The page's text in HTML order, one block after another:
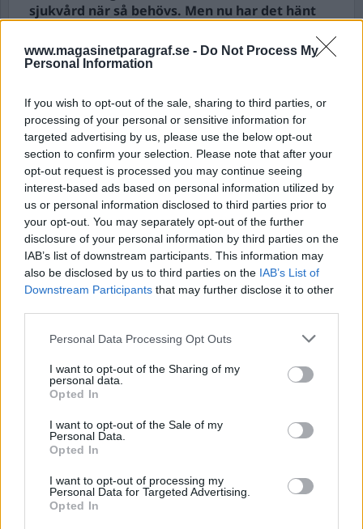
www.magasinetparagraf.se - Do Not Process My
Personal Information
If you wish to opt-out of the sale, sharing to third parties, or
processing of your personal or sensitive information for
targeted advertising by us, please use the below opt-out
section to confirm your selection. Please note that after your
opt-out request is processed you may continue seeing
interest-based ads based on personal information utilized by
us or personal information disclosed to third parties prior to
your opt-out. You may separately opt-out of the further
disclosure of your personal information by third parties on the
IAB’s list of downstream participants. This information may
also be disclosed by us to third parties on the IAB’s List of
Downstream Participants that may further disclose it to other
Personal Data Processing Opt Outs
I want to opt-out of the Sharing of my
personal data.
Opted In
I want to opt-out of the Sale of my
Personal Data.
Opted In
I want to opt-out of processing my
Personal Data for Targeted Advertising.
Opted In
sjukvård när så behövs. Men nu har det hänt
sina gravar.
Ni vet, där vår före detta statsminister Göran
Persso...
Börja prenumerera för att läsa detta innehåll.
Starta din prenumerationhär
Eller logga in på ditt konto nedan:
Username or E-mail
Password
Remember Me